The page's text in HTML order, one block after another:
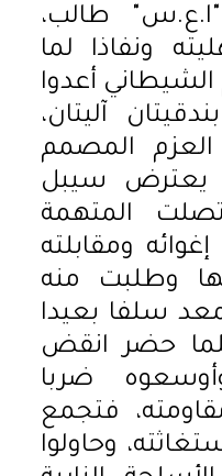
طالب،
ونفاذا لما
أعدوا
آليتان،
العزم المصمم
يعترض سيبل
المتهمة
ومقابلته
وطلبت منه
سلفا بعيدا
حضر انقض
ضربا
فتجمع
وحاولوا